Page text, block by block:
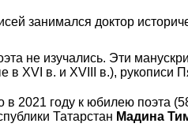
занимался доктор
не изучались. Эти
XVI в. и XVIII в.), рукописи
в 2021 году к юбилею поэта
Татарстан Мадина